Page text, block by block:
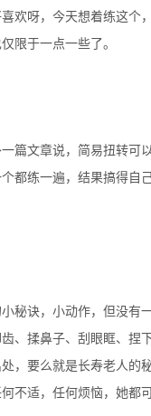
欢呀，今天想着练这个
限于一点一些了。
篇文章说，简易扭转可
练一遍，结果搞得自
秘诀，小动作，但没有
、揉鼻子、刮眼眶、捏
要么就是长寿老人的
适，任何烦恼，她都